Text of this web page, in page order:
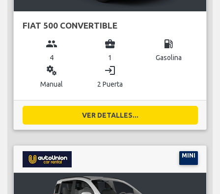
FIAT 500 CONVERTIBLE
group
4
business_center
1
local_gas_station
Gasolina
miscellaneous_services
Manual
login
2 Puerta
VER DETALLES...
MINI